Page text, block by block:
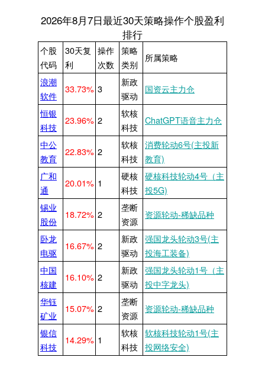
2026年8月7日最近30天策略操作个股盈利
排行
个股
代码
30天复
利
操作
次数
策略
类别
所属策略
浪潮
软件
33.73% 3
新政
驱动
国资云主力仓
恒银
科技
23.96% 2
软核
科技
ChatGPT语音主力仓
中公
教育
22.83% 2
软核
科技
消费轮动6号(主投新
教育)
广和
通
20.01% 1
硬核
科技
硬核科技轮动4号（主
投5G)
锡业
股份
18.72% 2
垄断
资源
资源轮动-稀缺品种
卧龙
电驱
16.67% 2
新政
驱动
强国龙头轮动3号(主
投海工装备)
中国
核建
16.10% 2
新政
驱动
强国龙头轮动1号（主
投中字龙头)
华钰
矿业
15.07% 2
垄断
资源
资源轮动-稀缺品种
银信
科技
14.29% 1
软核
科技
软核科技轮动1号(主
投网络安全)